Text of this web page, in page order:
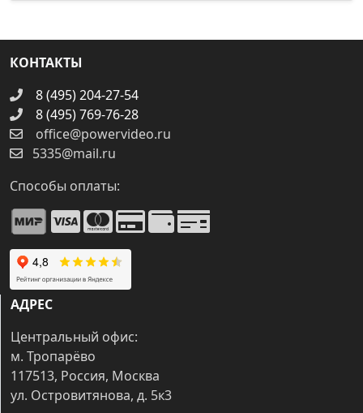
КОНТАКТЫ
8 (495) 204-27-54
8 (495) 769-76-28
office@powervideo.ru
5335@mail.ru
Способы оплаты:
АДРЕС
Центральный офис:
м. Тропарёво
117513, Россия, Москва
ул. Островитянова, д. 5к3